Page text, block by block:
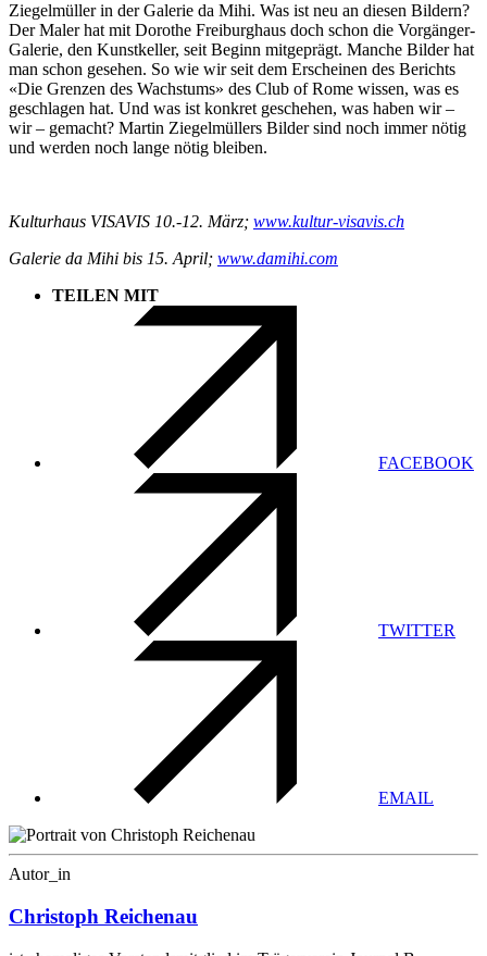
Ziegelmüller in der Galerie da Mihi. Was ist neu an diesen Bildern?
Der Maler hat mit Dorothe Freiburghaus doch schon die Vorgänger-
Galerie, den Kunstkeller, seit Beginn mitgeprägt. Manche Bilder hat
man schon gesehen. So wie wir seit dem Erscheinen des Berichts
«Die Grenzen des Wachstums» des Club of Rome wissen, was es
geschlagen hat. Und was ist konkret geschehen, was haben wir –
wir – gemacht? Martin Ziegelmüllers Bilder sind noch immer nötig
und werden noch lange nötig bleiben.
Kulturhaus VISAVIS 10.-12. März; www.kultur-visavis.ch
Galerie da Mihi bis 15. April; www.damihi.com
TEILEN MIT
FACEBOOK
TWITTER
EMAIL
Autor_in
Christoph Reichenau